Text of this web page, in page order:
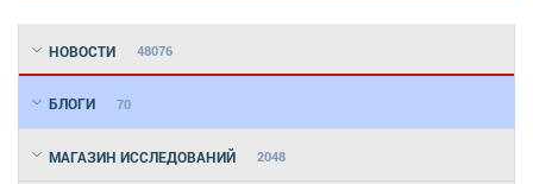
НОВОСТИ 48076
БЛОГИ 70
МАГАЗИН ИССЛЕДОВАНИЙ 2048